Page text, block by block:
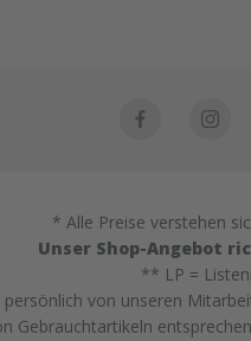
* Alle Preise verstehen
Unser Shop-Angebot
** LP =
von unseren
Gebrauchtartikeln